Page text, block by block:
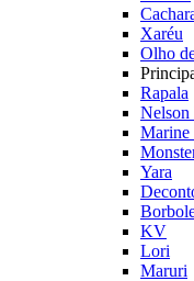
Xaréu
Olho
Rapala
Nelson
Marine
Yara
KV
Lori
Maruri